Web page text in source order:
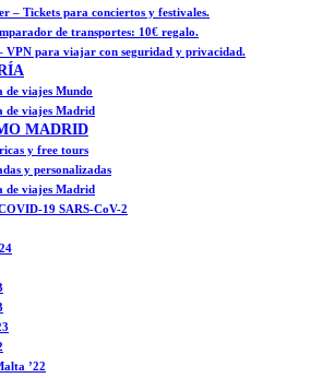
– Tickets para conciertos y festivales.
de transportes: 10€ regalo.
VPN para viajar con seguridad y privacidad.
de viajes Mundo
de viajes Madrid
MADRID
y free tours
y personalizadas
de viajes Madrid
19 SARS-CoV-2
’22